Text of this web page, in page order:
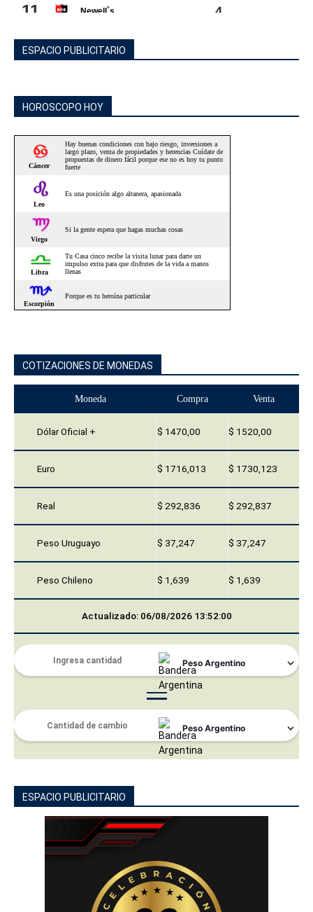
ESPACIO PUBLICITARIO
HOROSCOPO HOY
COTIZACIONES DE MONEDAS
Moneda Compra Venta
Dólar Oficial + $ 1470,00 $ 1520,00
Euro $ 1716,013 $ 1730,123
Real $ 292,836 $ 292,837
Peso Uruguayo $ 37,247 $ 37,247
Peso Chileno $ 1,639 $ 1,639
Actualizado: 06/08/2026 13:52:00
ESPACIO PUBLICITARIO